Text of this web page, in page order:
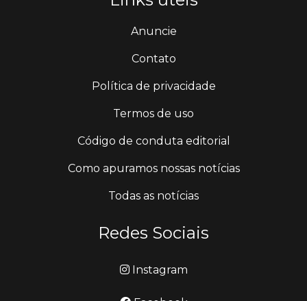
Anuncie
Contato
Política de privacidade
Termos de uso
Código de conduta editorial
Como apuramos nossas notícias
Todas as notícias
Redes Sociais
Instagram